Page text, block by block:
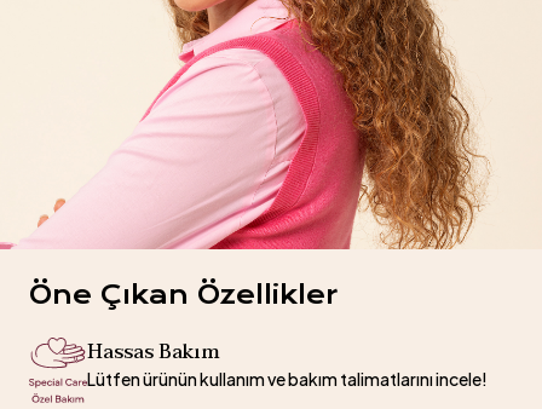
Öne Çıkan Özellikler
Hassas Bakım
Lütfen ürünün kullanım ve bakım talimatlarını incele!